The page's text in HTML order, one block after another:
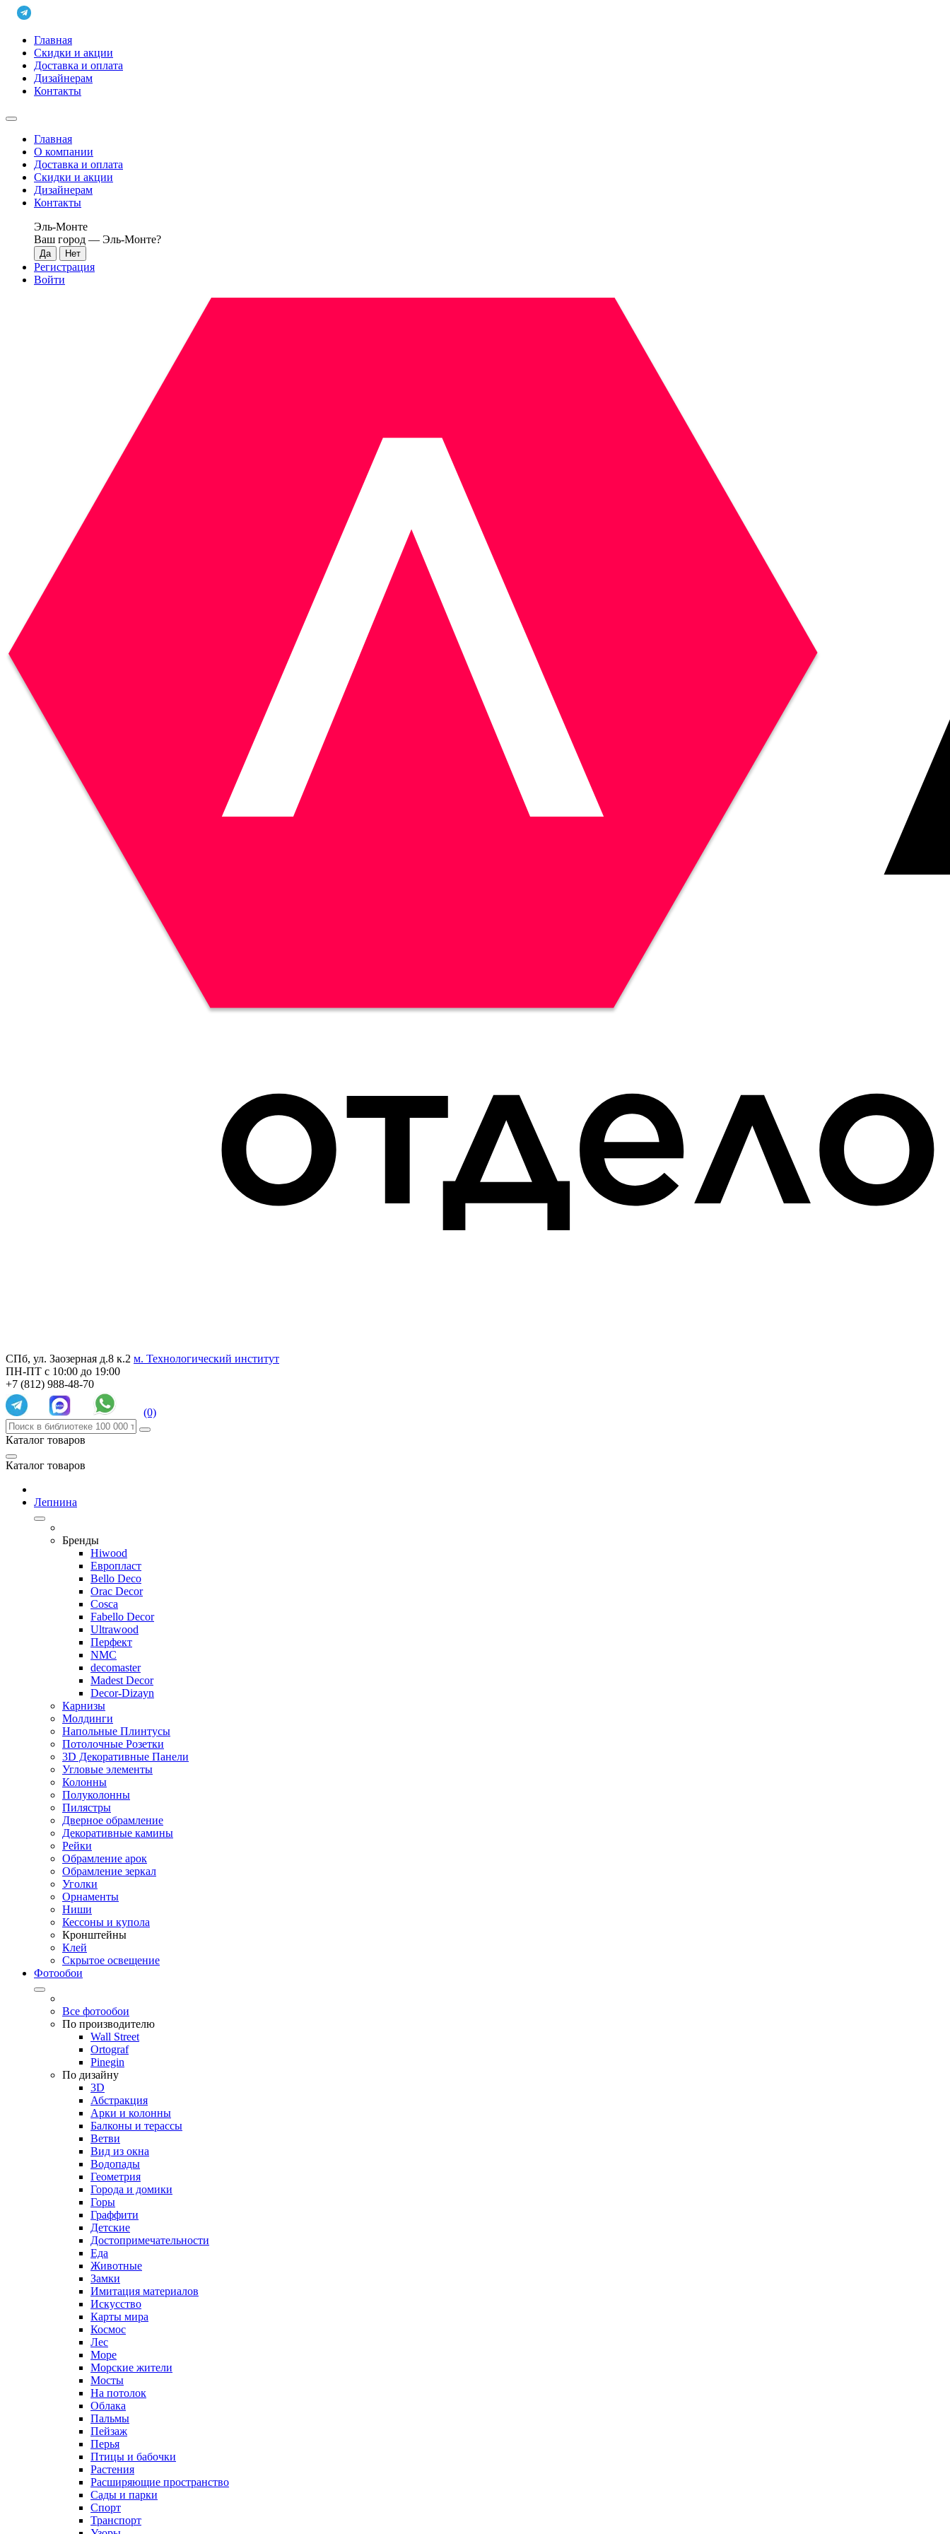
Главная
Скидки и акции
Доставка и оплата
Дизайнерам
Контакты
Главная
О компании
Доставка и оплата
Скидки и акции
Дизайнерам
Контакты
Эль-Монте
Ваш город — Эль-Монте?
Регистрация
Войти
СПб, ул. Заозерная д.8 к.2 м. Технологический институт
ПН-ПТ с 10:00 до 19:00
+7 (812) 988-48-70
(0)
Каталог товаров
Каталог товаров
Лепнина
Бренды
Hiwood
Европласт
Bello Deco
Orac Decor
Cosca
Fabello Decor
Ultrawood
Перфект
NMC
decomaster
Madest Decor
Decor-Dizayn
Карнизы
Молдинги
Напольные Плинтусы
Потолочные Розетки
3D Декоративные Панели
Угловые элементы
Колонны
Полуколонны
Пилястры
Дверное обрамление
Декоративные камины
Рейки
Обрамление арок
Обрамление зеркал
Уголки
Орнаменты
Ниши
Кессоны и купола
Кронштейны
Клей
Скрытое освещение
Фотообои
Все фотообои
По производителю
Wall Street
Ortograf
Pinegin
По дизайну
3D
Абстракция
Арки и колонны
Балконы и терассы
Ветви
Вид из окна
Водопады
Геометрия
Города и домики
Горы
Граффити
Детские
Достопримечательности
Еда
Животные
Замки
Имитация материалов
Искусство
Карты мира
Космос
Лес
Море
Морские жители
Мосты
На потолок
Облака
Пальмы
Пейзаж
Перья
Птицы и бабочки
Растения
Расширяющие пространство
Сады и парки
Спорт
Транспорт